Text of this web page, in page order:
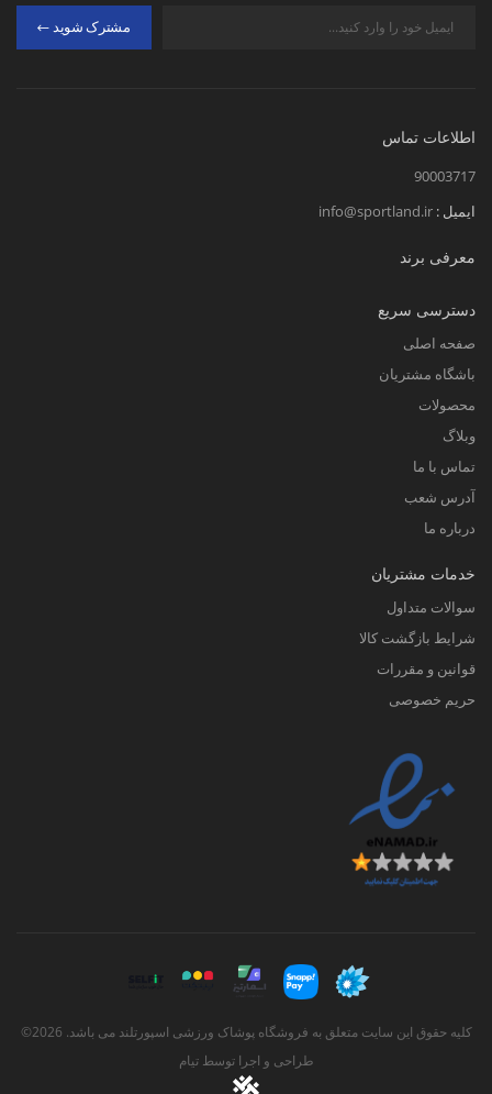
مشترک شوید
اطلاعات تماس
90003717
ایمیل : info@sportland.ir
معرفی برند
دسترسی سریع
صفحه اصلی
باشگاه مشتریان
محصولات
وبلاگ
تماس با ما
آدرس شعب
درباره ما
خدمات مشتریان
سوالات متداول
شرایط بازگشت کالا
قوانین و مقررات
حریم خصوصی
کلیه حقوق این سایت متعلق به فروشگاه پوشاک ورزشی اسپورتلند می باشد. 2026©
طراحی و اجرا توسطتیام